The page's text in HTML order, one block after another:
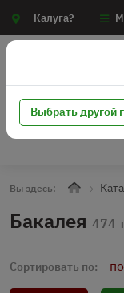
Калуга?
Вы здесь:
Бакалея 474
Сортировать по:
Выбрать другой